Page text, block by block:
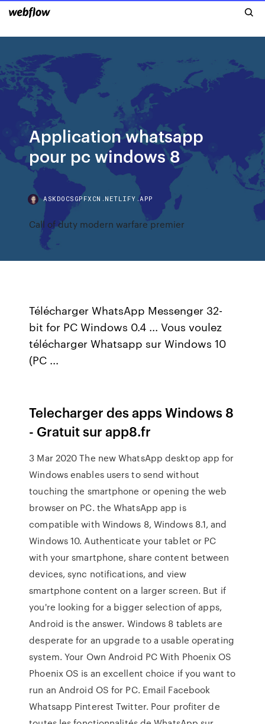
Application whatsapp
pour pc windows 8
ASKDOCSGPFXCN.NETLIFY.APP
Call of duty modern warfare premier
Télécharger WhatsApp Messenger 32-
bit for PC Windows 0.4 ... Vous voulez
télécharger Whatsapp sur Windows 10
(PC ...
Telecharger des apps Windows 8
- Gratuit sur app8.fr
3 Mar 2020 The new WhatsApp desktop app for
Windows enables users to send without
touching the smartphone or opening the web
browser on PC. the WhatsApp app is
compatible with Windows 8, Windows 8.1, and
Windows 10. Authenticate your tablet or PC
with your smartphone, share content between
devices, sync notifications, and view
smartphone content on a larger screen. But if
you're looking for a bigger selection of apps,
Android is the answer. Windows 8 tablets are
desperate for an upgrade to a usable operating
system. Your Own Android PC With Phoenix OS
Phoenix OS is an excellent choice if you want to
run an Android OS for PC. Email Facebook
Whatsapp Pinterest Twitter. Pour profiter de